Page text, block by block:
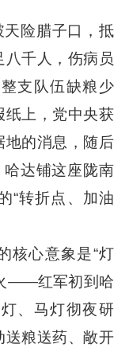
险腊子口，抵
千人，伤病员
支队伍缺粮少
纸上，党中央获
地的消息，随后
哈达铺这座陇南
“转折点、加油
核心意象是“灯
——红军初到哈
、马灯彻夜研
粮送药、敞开